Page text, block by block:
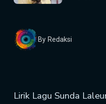
By Redaksi
Lirik Lagu Sunda